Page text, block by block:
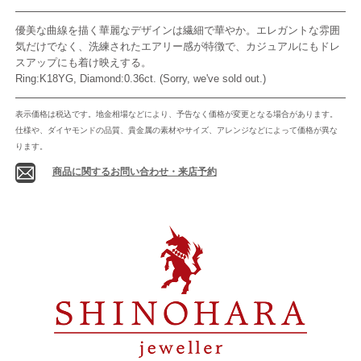
優美な曲線を描く華麗なデザインは繊細で華やか。エレガントな雰囲
気だけでなく、洗練されたエアリー感が特徴で、カジュアルにもドレ
スアップにも着け映えする。
Ring:K18YG, Diamond:0.36ct. (Sorry, we've sold out.)
表示価格は税込です。地金相場などにより、予告なく価格が変更となる場合があります。
仕様や、ダイヤモンドの品質、貴金属の素材やサイズ、アレンジなどによって価格が異な
ります。
商品に関するお問い合わせ・来店予約